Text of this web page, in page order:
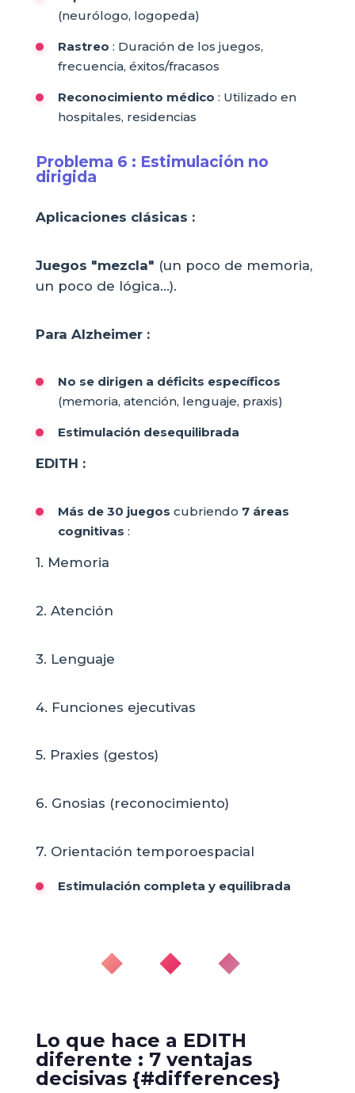
(neurólogo, logopeda)
Rastreo : Duración de los juegos,
frecuencia, éxitos/fracasos
Reconocimiento médico : Utilizado en
hospitales, residencias
Problema 6 : Estimulación no
dirigida
Aplicaciones clásicas :
Juegos "mezcla" (un poco de memoria,
un poco de lógica...).
Para Alzheimer :
No se dirigen a déficits específicos
(memoria, atención, lenguaje, praxis)
Estimulación desequilibrada
EDITH :
Más de 30 juegos cubriendo 7 áreas
cognitivas :
1. Memoria
2. Atención
3. Lenguaje
4. Funciones ejecutivas
5. Praxies (gestos)
6. Gnosias (reconocimiento)
7. Orientación temporoespacial
Estimulación completa y equilibrada
◆ ◆ ◆
Lo que hace a EDITH
diferente : 7 ventajas
decisivas {#differences}